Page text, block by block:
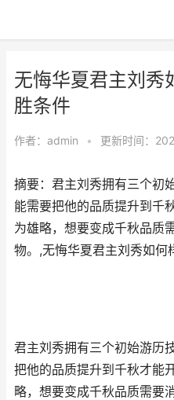
无悔华夏君主刘秀
胜条件
作者： admin • 更新时间：
摘要：君主刘秀拥有三个初
能需要把他的品质提升到千
为雄略，想要变成千秋品质
物。,无悔华夏君主刘秀如何
君主刘秀拥有三个初始游历
把他的品质提升到千秋才能
略，想要变成千秋品质需要